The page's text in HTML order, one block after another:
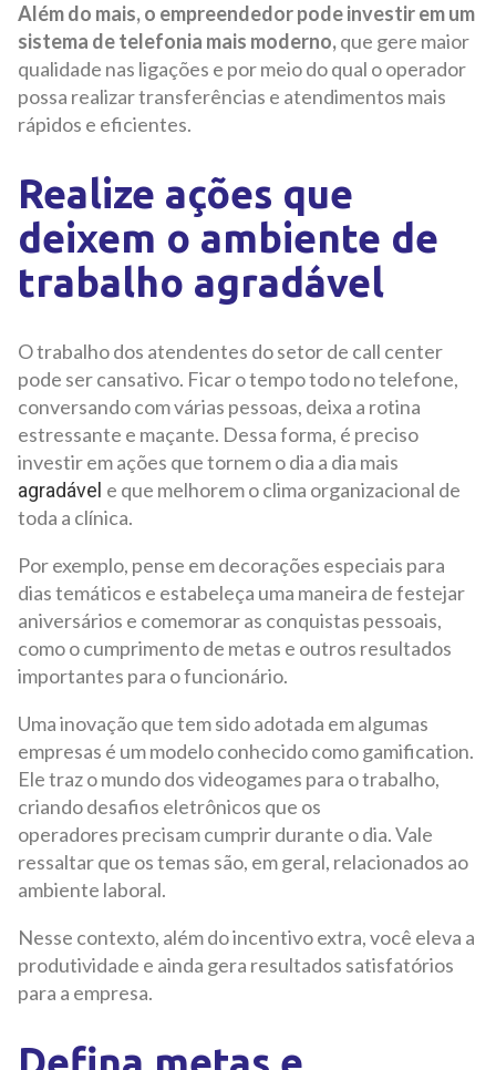
Além do mais, o empreendedor pode investir em um
sistema de telefonia mais moderno,que gere maior
qualidade nas ligações e por meio do qual o operador
possa realizar transferências e atendimentos mais
rápidos e eficientes.
Realize ações que
deixem o ambiente de
trabalho agradável
O trabalho dos atendentes do setor de call center
pode ser cansativo. Ficar o tempo todo no telefone,
conversando com várias pessoas, deixa a rotina
estressante e maçante. Dessa forma, é preciso
investir em ações que tornem o dia a dia mais
agradável e que melhorem o clima organizacional de
toda a clínica.
Por exemplo, pense em decorações especiais para
dias temáticos e estabeleça uma maneira de festejar
aniversários e comemorar as conquistas pessoais,
como o cumprimento de metas e outros resultados
importantes para o funcionário.
Uma inovação que tem sido adotada em algumas
empresas é um modelo conhecido como gamification.
Ele traz o mundo dos videogames para o trabalho,
criando desafios eletrônicos que os
operadores precisam cumprir durante o dia. Vale
ressaltar que os temas são, em geral, relacionados ao
ambiente laboral.
Nesse contexto, além do incentivo extra, você eleva a
produtividade e ainda gera resultados satisfatórios
para a empresa.